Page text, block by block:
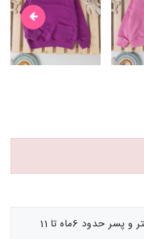
توضیحات: جنس پنبه مناسب دختر و پسر حدود 6ماه تا 11